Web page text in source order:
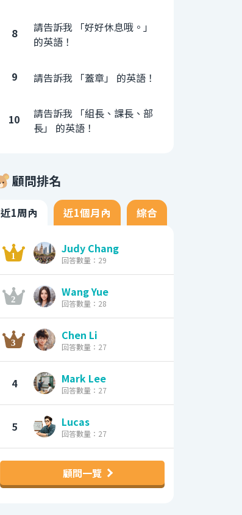
8
請告訴我 「好好休息哦。」
的英語！
9 請告訴我 「蓋章」 的英語！
10
請告訴我 「組長、課長、部
長」 的英語！
顧問排名
近1周內 近1個月內 綜合
Judy Chang
回答數量：29
Wang Yue
回答數量：28
Chen Li
回答數量：27
4 Mark Lee
回答數量：27
5 Lucas
回答數量：27
顧問一覽